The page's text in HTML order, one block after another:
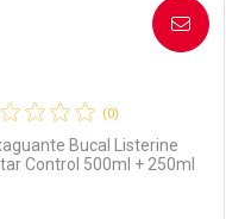
(0)
Bucal Listerine
Control 500ml + 250ml
AVISE-ME